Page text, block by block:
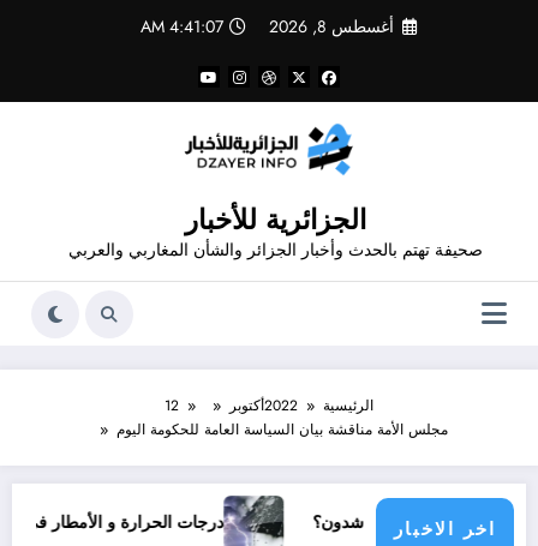
أغسطس 8, 2026 4:41:08 AM
الجزائرية للأخبار
صحيفة تهتم بالحدث وأخبار الجزائر والشأن المغاربي والعربي
الرئيسية 2022أكتوبر
12
مجلس الأمة مناقشة بيان السياسة العامة للحكومة اليوم
اخر الاخبار
مجتمع دولي يناشدون؟ درجات الحرارة و الأمطار في سبتمبر 2026 في الجزائر